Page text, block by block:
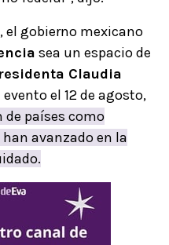
el gobierno mexicano
sea un espacio de
Claudia
el 12 de agosto,
de países como
han avanzado en la